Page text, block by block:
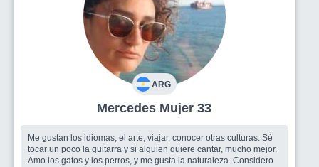
ARG
Mercedes Mujer 33
Me gustan los idiomas, el arte, viajar, conocer otras culturas. Sé
tocar un poco la guitarra y si alguien quiere cantar, mucho mejor.
Amo los gatos y los perros, y me gusta la naturaleza. Considero